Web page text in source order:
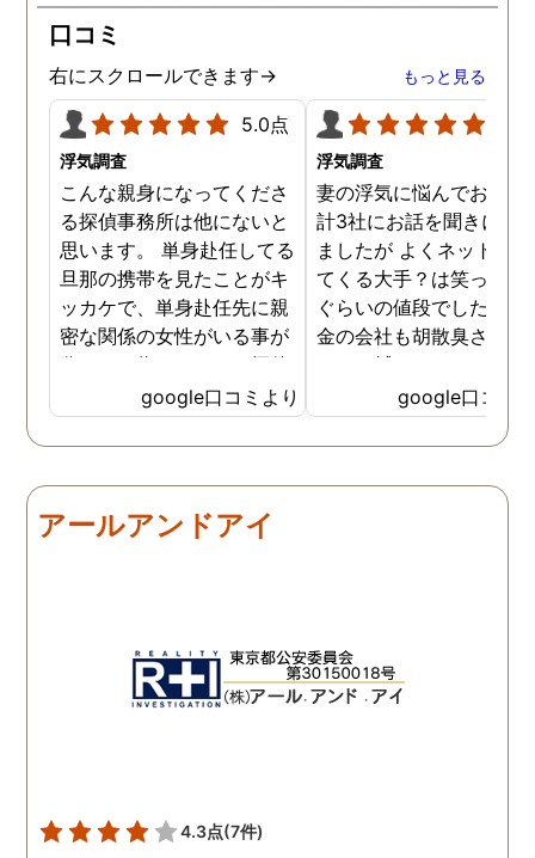
士の紹介やアドバイスもし
ていただき、これから夫と
闘う自信もつきました。 本
当にMJリサーチさんにそ
して代表の方に出会えてよ
かったと思いました。 今度
お会いできる時は、いい報
告ができるようにしたいで
す。
ざいました。
口コミ
右にスクロールできます→ もっと見る
5.0点
浮気調査
こんな親身になってくださ
る探偵事務所は他にないと
思います。 単身赴任してる
旦那の携帯を見たことがキ
ッカケで、単身赴任先に親
密な関係の女性がいる事が
分かった為、なのはな探偵
事務所さんにお願いする事
になりました。 こちらの探
偵事務所さんの社長さんは
てた事もあり、親切丁寧
で、更に突然の依頼でも、
すが、自分ごとの様に考え
てくださったので、〇〇さ
んには、どんだけ救われた
google口コミより
浮気調査
妻の浮気に悩んでおり、
計3社にお話を聞きに行
ましたが よくネット等
てくる大手？は笑っちゃ
ぐらいの値段でした。
金の会社も胡散臭さがど
しても拭えなくて、、、
ちらの相談員？さんは人
経験が豊富な様で自分の
みにそったアドバイスを
る前後も頻繁に連絡いた
きた時は一番に相談させ
いただきます 本当に、
がとうございました
google口コミ
アールアンドアイ
4.3点(7件)